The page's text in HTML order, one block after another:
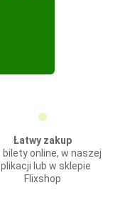
Łatwy zakup
bilety online, w naszej
lub w sklepie
Flixshop